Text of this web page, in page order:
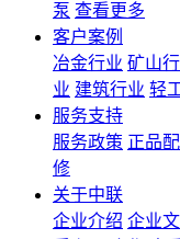
泵 查看更多
客户案例
冶金行业 矿山
业 建筑行业 轻
服务支持
服务政策 正品
修
关于中联
企业介绍 企业